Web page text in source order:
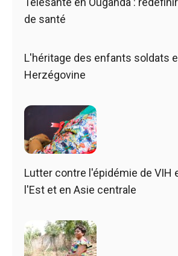
de santé
L'héritage des enfants soldats
Herzégovine
Lutter contre l'épidémie de VIH
l'Est et en Asie centrale